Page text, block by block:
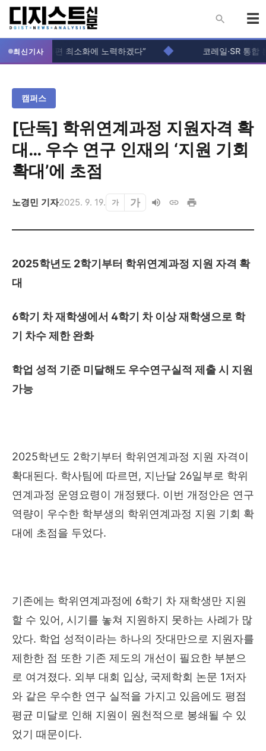
최신기사
“입주생 불편 최소화에 노력하겠다” ◆ 코레일·SR 통합
캠퍼스
[단독] 학위연계과정 지원자격 확
대… 우수 연구 인재의 ‘지원 기회
확대’에 초점
노경민 기자2025. 9. 19. 가 가
2025학년도 2학기부터 학위연계과정 지원 자격 확
대
6학기 차 재학생에서 4학기 차 이상 재학생으로 학
기 차수 제한 완화
학업 성적 기준 미달해도 우수연구실적 제출 시 지원
가능
2025학년도 2학기부터 학위연계과정 지원 자격이
확대된다. 학사팀에 따르면 , 지난달 26일부로 학위
연계과정 운영요령이 개정됐다. 이번 개정안은 연구
역량이 우수한 학부생의 학위연계과정 지원 기회 확
대에 초점을 두었다.
기존에는 학위연계과정에 6학기 차 재학생만 지원
할 수 있어 , 시기를 놓쳐 지원하지 못하는 사례가 많
았다. 학업 성적이라는 하나의 잣대만으로 지원자를
제한한 점 또한 기존 제도의 개선이 필요한 부분으
로 여겨졌다. 외부 대회 입상, 국제학회 논문 1저자
와 같은 우수한 연구 실적을 가지고 있음에도 평점
평균 미달로 인해 지원이 원천적으로 봉쇄될 수 있
었기 때문이다.